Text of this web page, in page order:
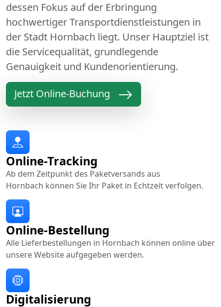
dessen Fokus auf der Erbringung
hochwertiger Transportdienstleistungen in
der Stadt Hornbach liegt. Unser Hauptziel ist
die Servicequalität, grundlegende
Genauigkeit und Kundenorientierung.
Jetzt Online-Buchung
Online-Bestellung
Alle Lieferbestellungen in Hornbach können online über
unsere Website aufgegeben werden.
Online-Tracking
Ab dem Zeitpunkt des Paketversands aus
Hornbach können Sie Ihr Paket in Echtzeit verfolgen.
Digitalisierung